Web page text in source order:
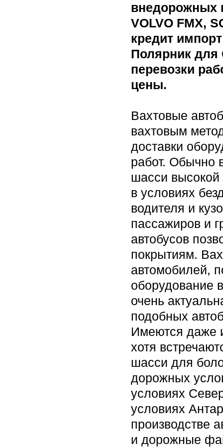
внедорожных
VOLVO FMX,
кредит
Полярник для
перевозки
цены.
Вахтовые
вахтовым
доставки
работ. Обычно
шасси
в условиях
водителя и
пассажиров и
автобусов
покрытиям.
автомобилей,
оборудование
очень
подобных
Имеются даже
хотя
шасси для
дорожных
условиях
условиях
производстве
и дорожные